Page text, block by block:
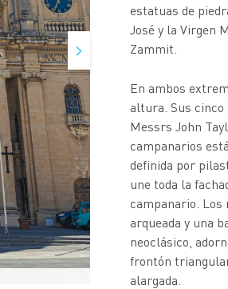
estatuas de
José y la Virgen
Zammit.
En ambos
altura. Sus
Messrs John
campanarios
definida por
une toda la
campanario. Los
arqueada y una
neoclásico,
frontón
alargada.